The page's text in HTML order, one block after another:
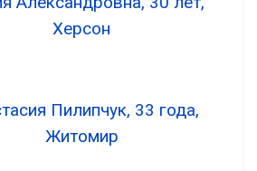
Херсон
Пилипчук, 33 года,
Житомир